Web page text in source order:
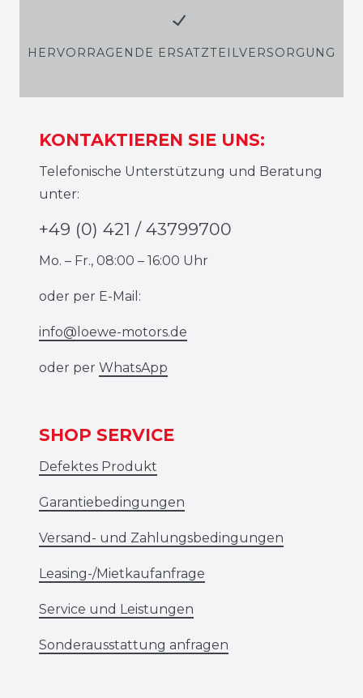
HERVORRAGENDE ERSATZTEILVERSORGUNG
KONTAKTIEREN SIE UNS:
Telefonische Unterstützung und Beratung
unter:
+49 (0) 421 / 43799700
Mo. – Fr., 08:00 – 16:00 Uhr
oder per E-Mail:
info@loewe-motors.de
oder per WhatsApp
SHOP SERVICE
Defektes Produkt
Garantiebedingungen
Versand- und Zahlungsbedingungen
Leasing-/Mietkaufanfrage
Service und Leistungen
Sonderausstattung anfragen